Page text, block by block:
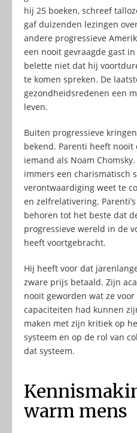
hij 25 boeken, schreef
gaf duizenden lezingen
andere progressieve
een nooit gevraagde gast
belette niet dat hij
te komen spreken. De
gezondheidsredenen een
leven.
Buiten progressieve
bekend. Parenti heeft nooit
iemand als Noam
immers een charismatisch
verontwaardiging weet te
en zelfrelativering.
behoren tot het beste dat
progressieve wereld in de
heeft voortgebracht.
Hij heeft voor dat
zware prijs betaald. Zijn
nooit geworden wat ze voor
capaciteiten had kunnen
maken met zijn kritiek op
systeem en op de rol van
dat systeem.
warm mens